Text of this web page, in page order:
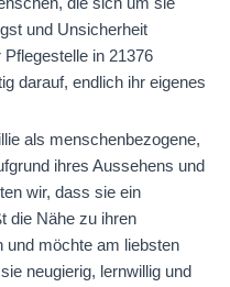
und Unsicherheit
in 21376
darauf, endlich ihr eigenes
als menschenbezogene,
ihres Aussehens und
wir, dass sie ein
die Nähe zu ihren
und möchte am liebsten
neugierig, lernwillig und